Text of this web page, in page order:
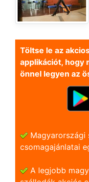
Töltse le az
applikációt, hogy
önnel legyen az
Magyarországi
csomagajánlatai
A legjobb